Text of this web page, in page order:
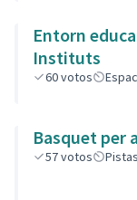
Entorn
Instituts
60votos
Basquet per
57votos